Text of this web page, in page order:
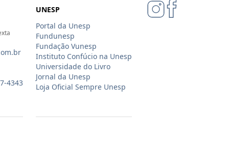
4343
UNESP
Portal da Unesp
Fundunesp
Fundação Vunesp
Instituto Confúcio na Unesp
Universidade do Livro
Jornal da Unesp
Loja Oficial Sempre Unesp